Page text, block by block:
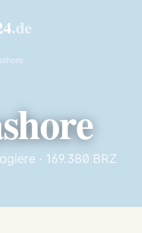
.de
· 169.380 BRZ